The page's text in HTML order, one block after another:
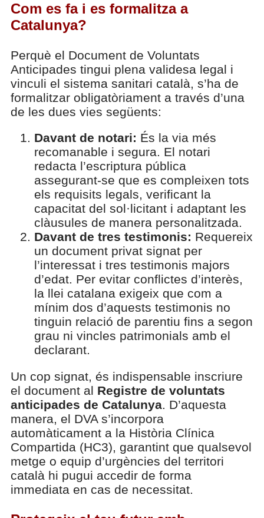
Com es fa i es formalitza a
Catalunya?
Perquè el Document de Voluntats
Anticipades tingui plena validesa legal i
vinculi el sistema sanitari català, s’ha de
formalitzar obligatòriament a través d’una
de les dues vies següents:
Davant de notari: És la via més
recomanable i segura. El notari
redacta l’escriptura pública
assegurant-se que es compleixen tots
els requisits legals, verificant la
capacitat del sol·licitant i adaptant les
clàusules de manera personalitzada.
Davant de tres testimonis: Requereix
un document privat signat per
l’interessat i tres testimonis majors
d’edat. Per evitar conflictes d’interès,
la llei catalana exigeix que com a
mínim dos d’aquests testimonis no
tinguin relació de parentiu fins a segon
grau ni vincles patrimonials amb el
declarant.
Un cop signat, és indispensable inscriure
el document al Registre de voluntats
anticipades de Catalunya. D’aquesta
manera, el DVA s’incorpora
automàticament a la Història Clínica
Compartida (HC3), garantint que qualsevol
metge o equip d’urgències del territori
català hi pugui accedir de forma
immediata en cas de necessitat.